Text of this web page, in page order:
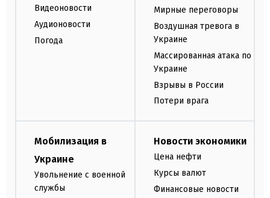
Видеоновости
Аудионовости
Погода
Мирные переговоры
Воздушная тревога в
Украине
Массированная атака по
Украине
Взрывы в России
Потери врага
Мобилизация в
Украине
Увольнение с военной
службы
Новости экономики
Цена нефти
Курсы валют
Финансовые новости